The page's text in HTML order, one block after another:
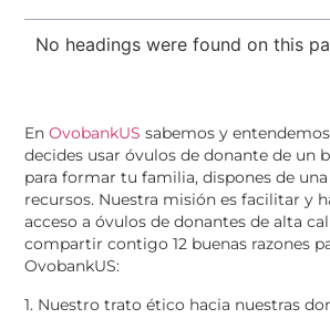
No headings were found on this
EnOvobankUS sabemos y
decides usar óvulos de donante de un
para formar tu familia, dispones de
recursos. Nuestra misión es facilitar y
acceso a óvulos de donantes de alta
compartir contigo 12 buenas razones
OvobankUS:
1. Nuestro trato ético hacia nuestras